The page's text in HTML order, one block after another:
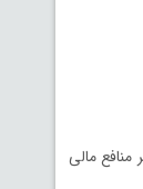
به خاطر منافع مالی